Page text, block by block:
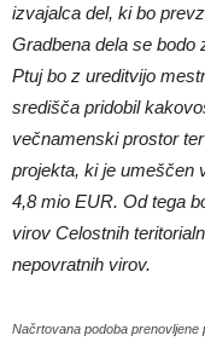
izvajalca del, ki bo
Gradbena dela se bodo
Ptuj bo z ureditvijo
središča pridobil
večnamenski prostor
projekta, ki je umeščen
4,8 mio EUR. Od tega
virov Celostnih
nepovratnih virov.
Načrtovana podoba